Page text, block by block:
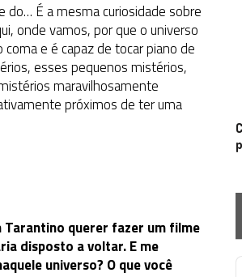
do… É a mesma curiosidade sobre
onde vamos, por que o universo
e é capaz de tocar piano de
esses pequenos mistérios,
maravilhosamente
próximos de ter uma
querer fazer um filme
disposto a voltar. E me
universo? O que você